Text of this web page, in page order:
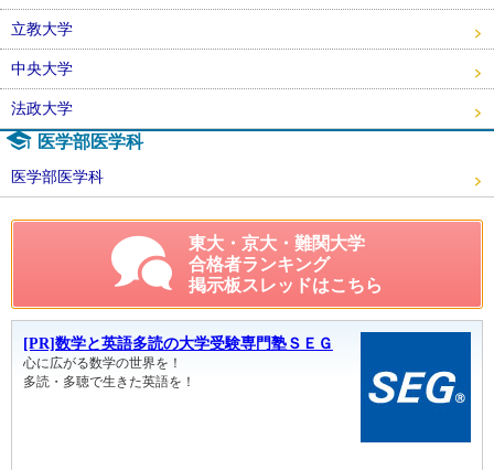
立教大学
中央大学
法政大学
医学部医学科
医学部医学科
東大・京大・難関大学
合格者ランキング
掲示板スレッドはこちら